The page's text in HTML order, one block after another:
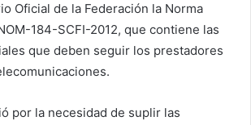
Oficial de la Federación la Norma
184-SCFI-2012, que contiene las
que deben seguir los prestadores
por la necesidad de suplir las